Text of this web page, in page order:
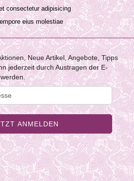
consectetur adipisicing
eius molestiae
Neue Artikel, Angebote, Tipps
jederzeit durch Austragen der E-